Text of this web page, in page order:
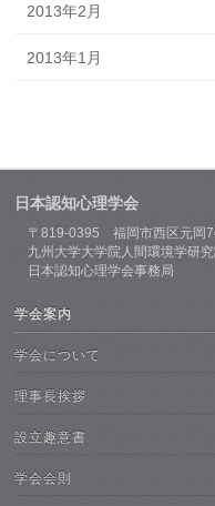
2013年2月
2013年1月
日本認知心理学会
〒819-0395 福岡市西区元岡
九州大学大学院人間環境学研究
日本認知心理学会事務局
学会案内
学会について
理事長挨拶
設立趣意書
学会会則